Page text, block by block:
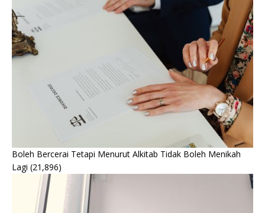
Boleh Bercerai Tetapi Menurut Alkitab Tidak Boleh Menikah
Lagi (21,896)